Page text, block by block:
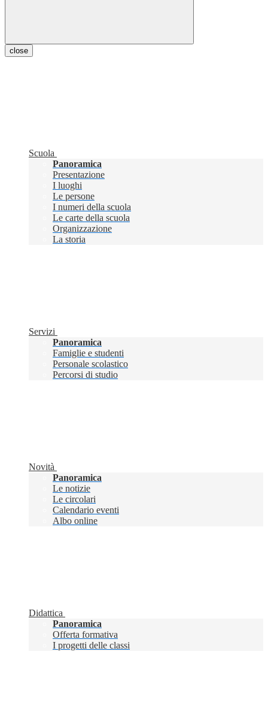
close
Scuola
Panoramica
Presentazione
I luoghi
Le persone
I numeri della scuola
Le carte della scuola
Organizzazione
La storia
Servizi
Panoramica
Famiglie e studenti
Personale scolastico
Percorsi di studio
Novità
Panoramica
Le notizie
Le circolari
Calendario eventi
Albo online
Didattica
Panoramica
Offerta formativa
I progetti delle classi